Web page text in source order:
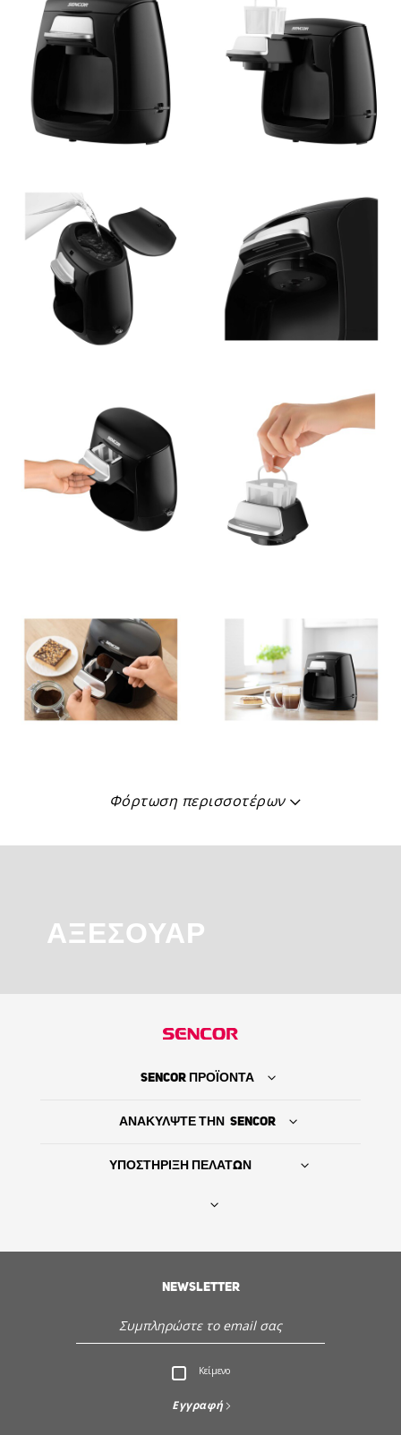
Εξυπηρέτηση - Υποστήριξη πελατών
Φόρτωση περισσοτέρων
ΑΞΕΣΟΥΆΡ
SENCOR ΠΡΟΪΟΝΤΑ
ΑΝΑΚΥΛΨΤΕ ΤΗΝ SENCOR
ΥΠΟΣΤΗΡΙΞΗ ΠΕΛΑΤΩΝ
NEWSLETTER
Κείμενο
Εγγραφή